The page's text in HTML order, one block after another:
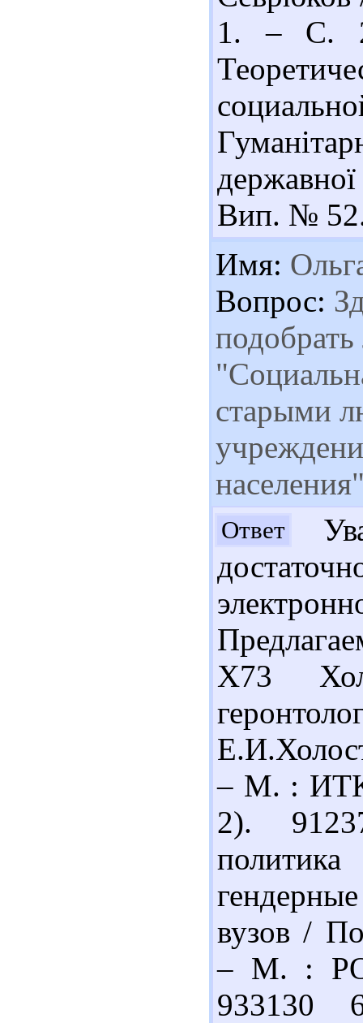
1. – С.
Вип. №
Имя:
Вопрос:
старыми
Ответ
Х73
– М. :
2).
вузов /
– М. :
933130